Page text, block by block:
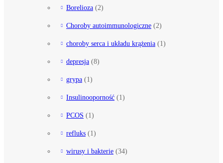
Borelioza (2)
Choroby autoimmunologiczne (2)
choroby serca i układu krążenia (1)
depresja (8)
grypa (1)
Insulinooporność (1)
PCOS (1)
refluks (1)
wirusy i bakterie (34)